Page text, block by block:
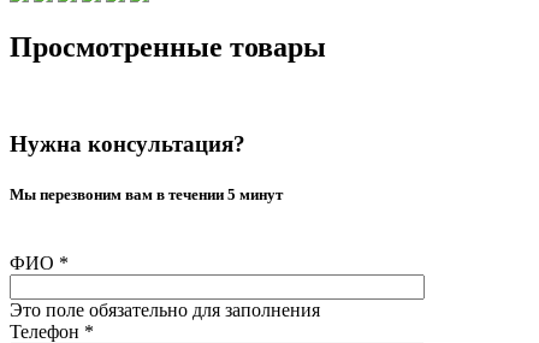
Просмотренные товары
Нужна консультация?
Мы перезвоним вам в течении 5 минут
ФИО *
Это поле обязательно для заполнения
Телефон *